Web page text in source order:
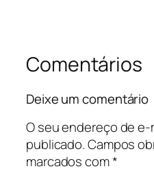
Comentários
Deixe um comentário
O seu endereço de e-
publicado.Campos
marcados com*